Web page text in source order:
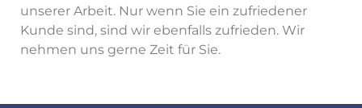
unserer Arbeit. Nur wenn Sie ein zufriedener
Kunde sind, sind wir ebenfalls zufrieden. Wir
nehmen uns gerne Zeit für Sie.